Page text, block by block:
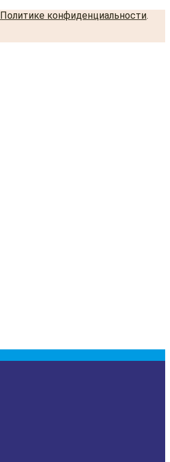
Политике конфиденциальности.